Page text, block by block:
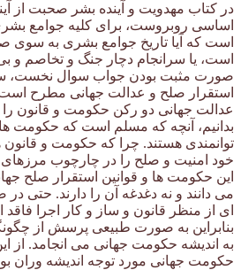
در کتاب مهدویت و آینده بشر صحبت از
اساسی روبروست، برای کلیه جوامع
است که آیا تاریخ جوامع بشری به
است، یا سرانجام دچار جنگ و تخاصم و
صورت مثبت بودن جواب سوال نخست،
استقرار صلح و عدالت جهانی مطرح
عدالت جهانی دو رکن حکومت و قانون
بدانیم، آنچه که مسلم است که حکومت
توانمندی هستند. چرا که حکومت و
خود امنیت و صلح را در چارچوب مرزهای
این حکومت ها و قوانین استقرار صلح
می دانند و نه دغدغه آن را دارند. حتی
ای از منظر قانون و ساز و کار اجرا فاقد
بنابراین به صورت طبیعی پرسش از
به اندیشه حکومت جهانی می انجامد. از
حکومت جهانی مورد توجه اندیشه وران